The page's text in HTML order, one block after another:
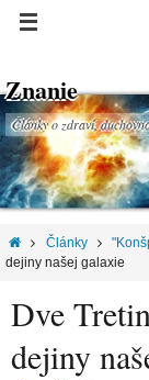
Znanie
Články o zdraví,
Články
dejiny našej galaxie
Dve
dejiny